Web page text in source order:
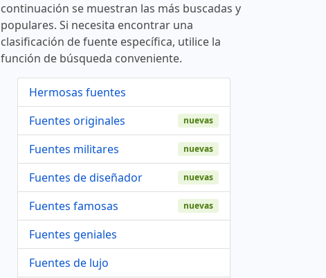
continuación se muestran las más buscadas y
populares. Si necesita encontrar una
clasificación de fuente específica, utilice la
función de búsqueda conveniente.
Hermosas fuentes
Fuentes originales
nuevas
Fuentes militares nuevas
Fuentes de diseñador nuevas
Fuentes famosas nuevas
Fuentes geniales
Fuentes de lujo